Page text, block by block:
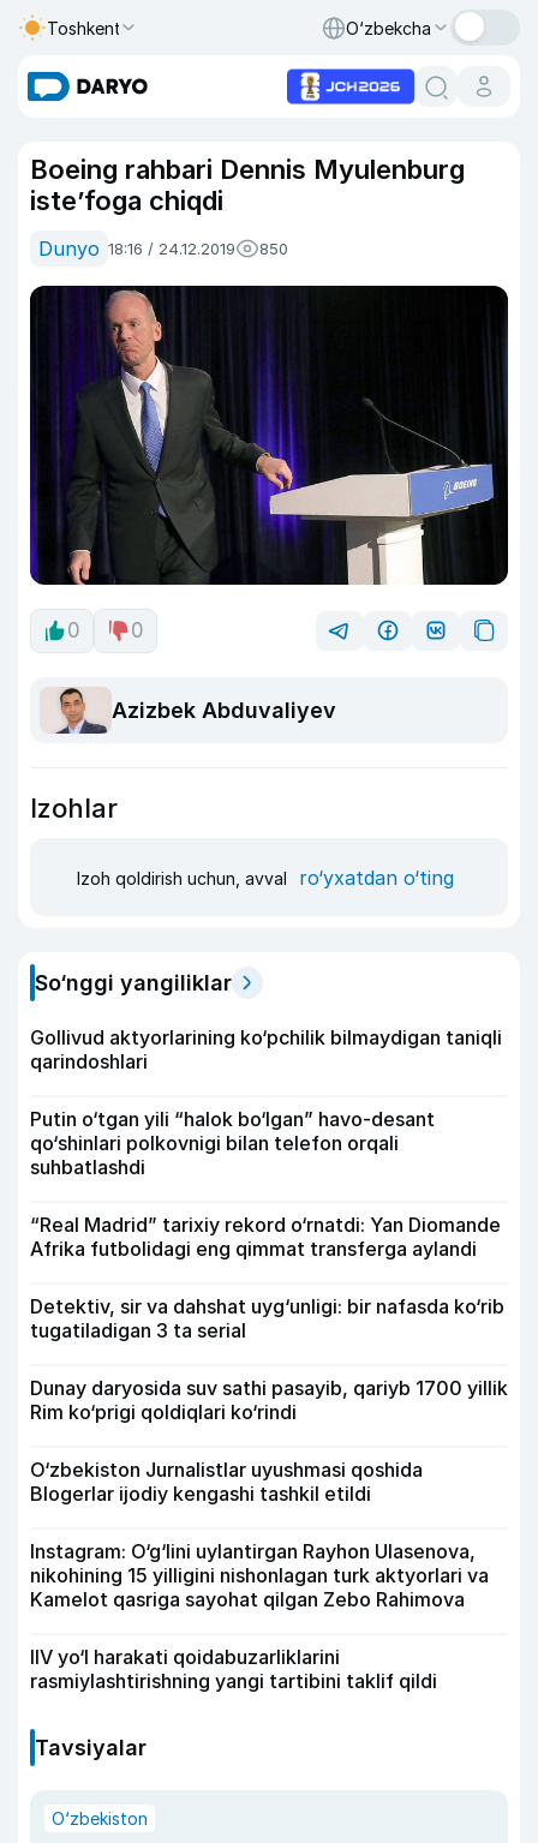
Toshkent O‘zbekcha
Boeing rahbari Dennis Myulenburg
iste’foga chiqdi
Dunyo 18:16 / 24.12.2019 850
0 0
Azizbek Abduvaliyev
Izohlar
Izoh qoldirish uchun, avval ro‘yxatdan o‘ting
So‘nggi yangiliklar
Gollivud aktyorlarining ko‘pchilik bilmaydigan taniqli
qarindoshlari
Putin o‘tgan yili “halok bo‘lgan” havo-desant
qo‘shinlari polkovnigi bilan telefon orqali
suhbatlashdi
“Real Madrid” tarixiy rekord o‘rnatdi: Yan Diomande
Afrika futbolidagi eng qimmat transferga aylandi
Detektiv, sir va dahshat uyg‘unligi: bir nafasda ko‘rib
tugatiladigan 3 ta serial
Dunay daryosida suv sathi pasayib, qariyb 1700 yillik
Rim ko‘prigi qoldiqlari ko‘rindi
O‘zbekiston Jurnalistlar uyushmasi qoshida
Blogerlar ijodiy kengashi tashkil etildi
Instagram: O‘g‘lini uylantirgan Rayhon Ulasenova,
nikohining 15 yilligini nishonlagan turk aktyorlari va
Kamelot qasriga sayohat qilgan Zebo Rahimova
IIV yo‘l harakati qoidabuzarliklarini
rasmiylashtirishning yangi tartibini taklif qildi
Tavsiyalar
O‘zbekiston